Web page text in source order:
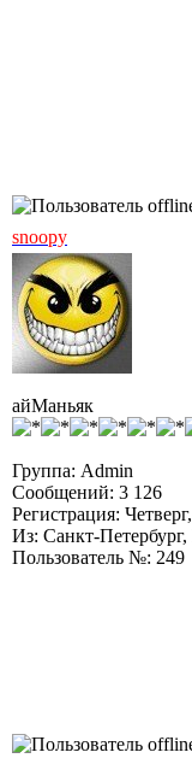
snoopy
айМаньяк
Группа: Admin
Сообщений: 3 126
Регистрация:
Из: Санкт-
Пользователь №: 249